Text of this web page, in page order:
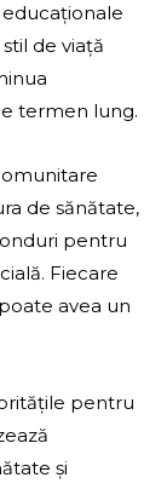
de viață
termen lung.
de sănătate,
pentru
Fiecare
avea un
pentru
și